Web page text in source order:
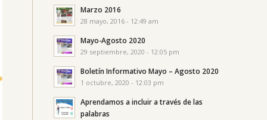
Marzo 2016
28 mayo, 2016 - 12:49 am
Mayo-Agosto 2020
29 septiembre, 2020 - 12:05 pm
Boletín Informativo Mayo – Agosto 2020
1 octubre, 2020 - 12:03 pm
Aprendamos a incluir a través de las
palabras